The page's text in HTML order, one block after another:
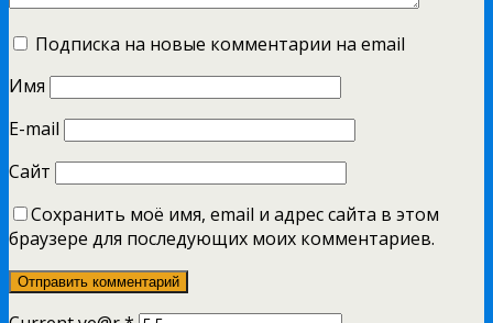
Подписка на новые комментарии на email
Имя
E-mail
Сайт
Сохранить моё имя, email и адрес сайта в этом
браузере для последующих моих комментариев.